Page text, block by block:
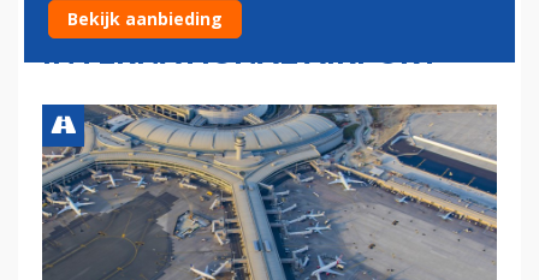
GERUIMD OP PEARSON
INTERNATIONAL AIRPORT
Bekijk aanbieding